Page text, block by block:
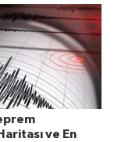
ve En